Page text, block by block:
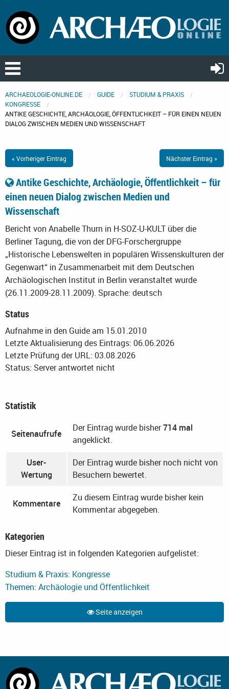
ARCHAEOLOGIE-ONLINE.DE GUIDE
STUDIUM & PRAXIS
KONGRESSE
ANTIKE GESCHICHTE, ARCHÄOLOGIE, ÖFFENTLICHKEIT – FÜR EINEN NEUEN
DIALOG ZWISCHEN MEDIEN UND WISSENSCHAFT
« Vorheriger Eintrag Nächster Eintrag »
Antike Geschichte, Archäologie, Öffentlichkeit – für
einen neuen Dialog zwischen Medien und
Wissenschaft
Bericht von Anabelle Thurn in H-SOZ-U-KULT über die
Berliner Tagung, die von der DFG-Forschergruppe
„Historische Lebenswelten in populären Wissenskulturen der
Gegenwart“ in Zusammenarbeit mit dem Deutschen
Archäologischen Institut in Berlin veranstaltet wurde
(26.11.2009-28.11.2009). Sprache: deutsch
Status
Aufnahme in den Guide am 15.01.2010
Letzte Aktualisierung des Eintrags: 06.06.2026
Letzte Prüfung der URL: 03.08.2026
Status: Server antwortet nicht
Statistik
Seitenaufrufe
Der Eintrag wurde bisher714 mal
angeklickt.
User-
Wertung
Der Eintrag wurde bisher noch nicht von
Besuchern bewertet.
Kommentare
Zu diesem Eintrag wurde bisher kein
Kommentar abgegeben.
Kategorien
Dieser Eintrag ist in folgenden Kategorien aufgelistet:
Studium & Praxis: Kongresse
Themen: Archäologie und Öffentlichkeit
Seite anzeigen